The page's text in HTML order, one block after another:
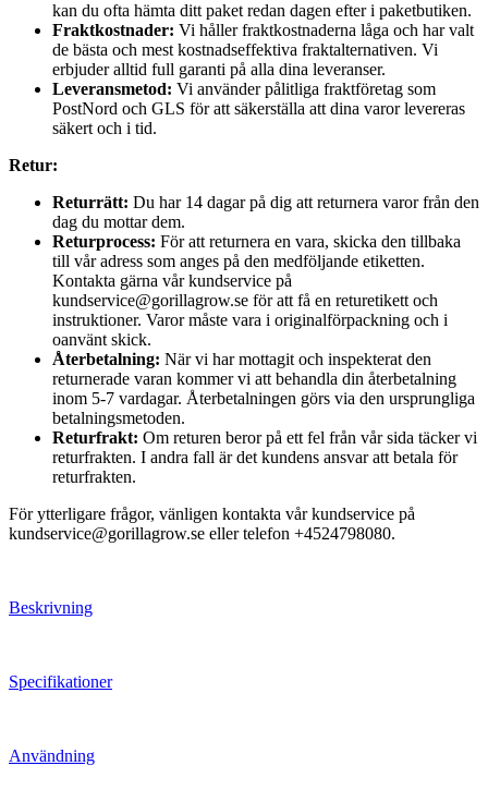
kan du ofta hämta ditt paket redan dagen efter i paketbutiken.
Fraktkostnader: Vi håller fraktkostnaderna låga och har valt
de bästa och mest kostnadseffektiva fraktalternativen. Vi
erbjuder alltid full garanti på alla dina leveranser.
Leveransmetod: Vi använder pålitliga fraktföretag som
PostNord och GLS för att säkerställa att dina varor levereras
säkert och i tid.
Retur:
Returrätt: Du har 14 dagar på dig att returnera varor från den
dag du mottar dem.
Returprocess: För att returnera en vara, skicka den tillbaka
till vår adress som anges på den medföljande etiketten.
Kontakta gärna vår kundservice på
kundservice@gorillagrow.se för att få en returetikett och
instruktioner. Varor måste vara i originalförpackning och i
oanvänt skick.
Återbetalning: När vi har mottagit och inspekterat den
returnerade varan kommer vi att behandla din återbetalning
inom 5-7 vardagar. Återbetalningen görs via den ursprungliga
betalningsmetoden.
Returfrakt: Om returen beror på ett fel från vår sida täcker vi
returfrakten. I andra fall är det kundens ansvar att betala för
returfrakten.
För ytterligare frågor, vänligen kontakta vår kundservice på
kundservice@gorillagrow.se eller telefon +4524798080.
Beskrivning
Specifikationer
Användning